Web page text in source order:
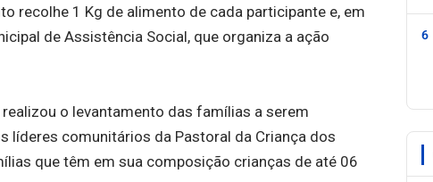
recolhe 1 Kg de alimento de cada participante e, em
de Assistência Social, que organiza a ação
o levantamento das famílias a serem
líderes comunitários da Pastoral da Criança dos
que têm em sua composição crianças de até 06